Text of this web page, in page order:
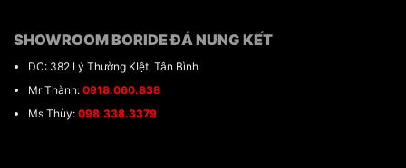
SHOWROOM BORIDE ĐÁ NUNG KẾT
DC: 382 Lý Thường KIệt, Tân Bình
Mr Thành: 0918.060.838
Ms Thùy: 098.338.3379